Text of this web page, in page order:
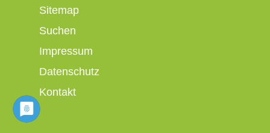
Sitemap
Suchen
Impressum
Datenschutz
Kontakt